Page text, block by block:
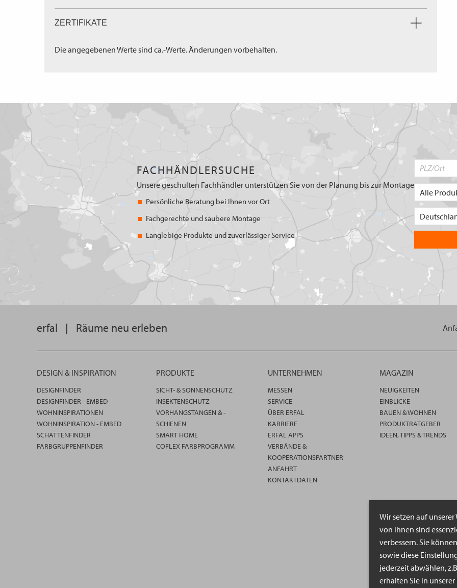
Wir setzen auf
von ihnen sind
verbessern. Sie
sowie diese
jederzeit abwählen,
erhalten Sie in
ZERTIFIKATE
Die angegebenen Werte sind ca.-Werte. Änderungen vorbehalten.
FACHHÄNDLERSUCHE
Unsere geschulten Fachhändler unterstützen Sie von der Planung bis zur Montage
Persönliche Beratung bei Ihnen vor Ort
Fachgerechte und saubere Montage
Langlebige Produkte und zuverlässiger Service
erfal | Räume neu erleben
DESIGN & INSPIRATION
DESIGNFINDER
DESIGNFINDER - EMBED
WOHNINSPIRATIONEN
WOHNINSPIRATION - EMBED
SCHATTENFINDER
FARBGRUPPENFINDER
PRODUKTE
SICHT- & SONNENSCHUTZ
INSEKTENSCHUTZ
VORHANGSTANGEN & -
SCHIENEN
SMART HOME
COFLEX FARBPROGRAMM
UNTERNEHMEN
MESSEN
SERVICE
ÜBER ERFAL
KARRIERE
ERFAL APPS
VERBÄNDE &
KOOPERATIONSPARTNER
ANFAHRT
KONTAKTDATEN
MAGAZIN
NEUIGKEITEN
EINBLICKE
BAUEN & WOHNEN
PRODUKTRATGEBER
IDEEN, TIPPS & TRENDS